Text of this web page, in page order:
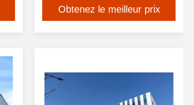
Obtenez le meilleur prix